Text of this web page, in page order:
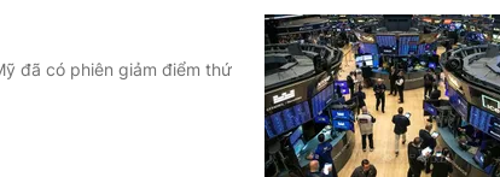
đã có phiên giảm điểm thứ